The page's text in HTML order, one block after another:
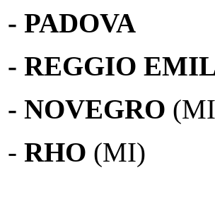
- PADOVA
- REGGIO
- NOVEGRO
- RHO (MI)